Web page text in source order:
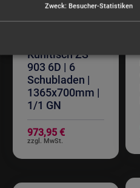
Kühltisch ZS
903 6D | 6
Schubladen |
1365x700mm |
1/1 GN
973,95 €
Zweck: Besucher-Statistiken